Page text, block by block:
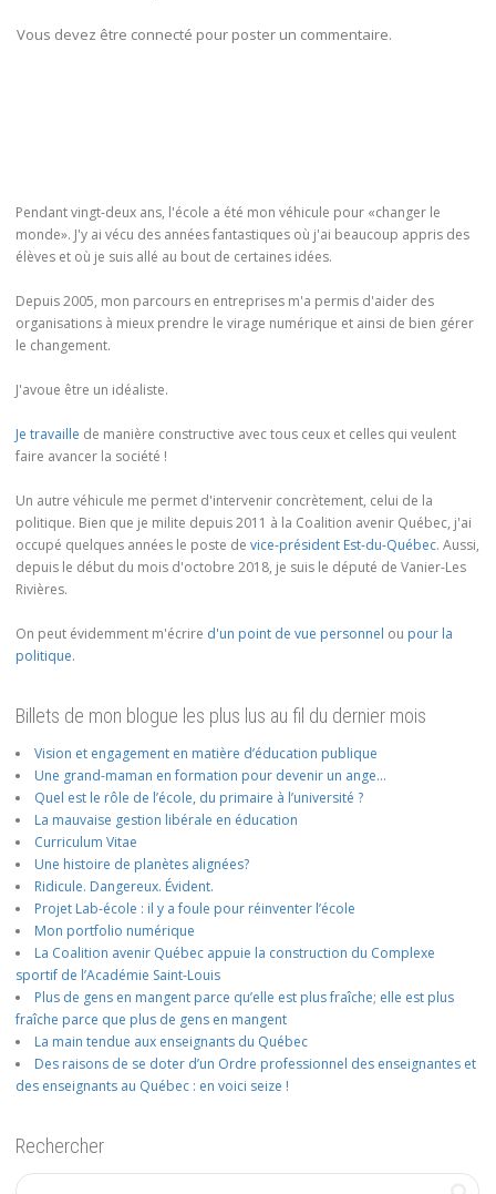
Vous devez être connecté pour poster un commentaire.
Pendant vingt-deux ans, l'école a été mon véhicule pour «changer le
monde». J'y ai vécu des années fantastiques où j'ai beaucoup appris des
élèves et où je suis allé au bout de certaines idées.
Depuis 2005, mon parcours en entreprises m'a permis d'aider des
organisations à mieux prendre le virage numérique et ainsi de bien gérer
le changement.
J'avoue être un idéaliste.
Je travaille de manière constructive avec tous ceux et celles qui veulent
faire avancer la société !
Un autre véhicule me permet d'intervenir concrètement, celui de la
politique. Bien que je milite depuis 2011 à la Coalition avenir Québec, j'ai
occupé quelques années le poste de vice-président Est-du-Québec. Aussi,
depuis le début du mois d'octobre 2018, je suis le député de Vanier-Les
Rivières.
On peut évidemment m'écrire d'un point de vue personnel ou pour la
politique.
Billets de mon blogue les plus lus au fil du dernier mois
Vision et engagement en matière d’éducation publique
Une grand-maman en formation pour devenir un ange…
Quel est le rôle de l’école, du primaire à l’université ?
La mauvaise gestion libérale en éducation
Curriculum Vitae
Une histoire de planètes alignées?
Ridicule. Dangereux. Évident.
Projet Lab-école : il y a foule pour réinventer l’école
Mon portfolio numérique
La Coalition avenir Québec appuie la construction du Complexe
sportif de l’Académie Saint-Louis
Plus de gens en mangent parce qu’elle est plus fraîche; elle est plus
fraîche parce que plus de gens en mangent
La main tendue aux enseignants du Québec
Des raisons de se doter d’un Ordre professionnel des enseignantes et
des enseignants au Québec : en voici seize !
Rechercher